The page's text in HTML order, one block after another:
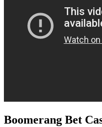
Boomerang Bet